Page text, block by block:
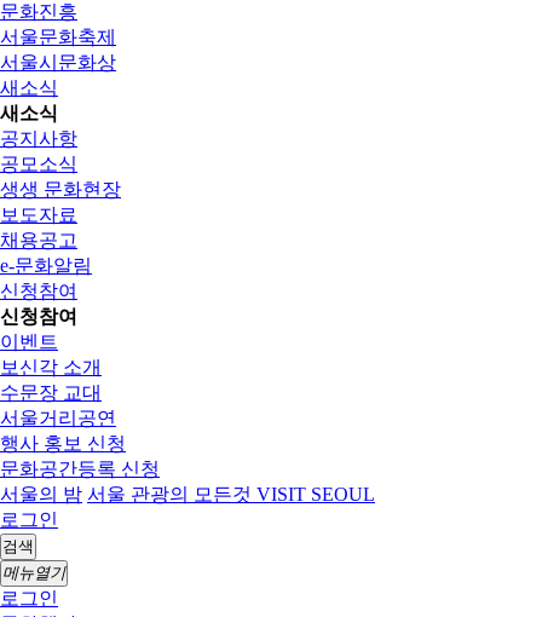
문화진흥
서울문화축제
서울시문화상
새소식
새소식
공지사항
공모소식
생생 문화현장
보도자료
채용공고
e-문화알림
신청참여
신청참여
이벤트
보신각 소개
수문장 교대
서울거리공연
행사 홍보 신청
문화공간등록 신청
서울의 밤 서울 관광의 모든것 VISIT SEOUL
로그인
검색
메뉴열기
로그인